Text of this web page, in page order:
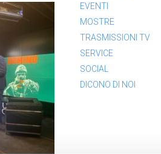
EVENTI
MOSTRE
TRASMISSIONI TV
SERVICE
SOCIAL
DICONO DI NOI